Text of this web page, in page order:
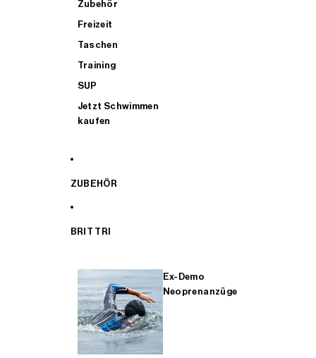
Zubehör
Freizeit
Taschen
Training
SUP
Jetzt Schwimmen
kaufen
ZUBEHÖR
BRIT TRI
Ex-Demo
Neoprenanzüge